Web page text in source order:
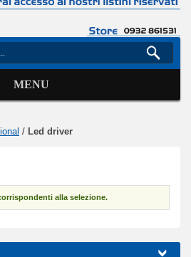
MENU
/ Led driver
alla selezione.